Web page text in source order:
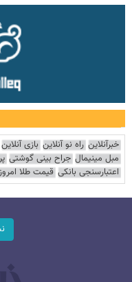
خبرآنلاین راه نو آنلاین بازی آنلاین
مبل مینیمال جراح بینی گوشتی
اعتبارسنجی بانکی قیمت طلا امروز